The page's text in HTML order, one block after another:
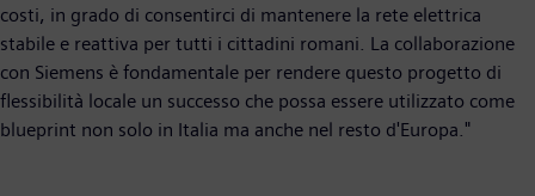
costi, in grado di consentirci di mantenere la rete elettrica
stabile e reattiva per tutti i cittadini romani. La collaborazione
con Siemens è fondamentale per rendere questo progetto di
flessibilità locale un successo che possa essere utilizzato come
blueprint non solo in Italia ma anche nel resto d'Europa."